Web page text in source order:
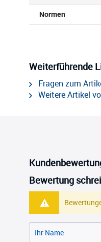
Normen
Weiterführende
Fragen zum
Weitere Artikel
Bewertung